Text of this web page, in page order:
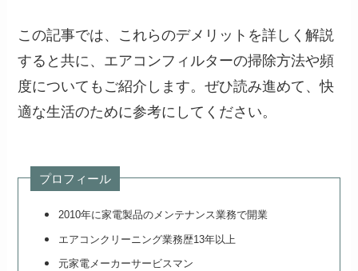
この記事では、これらのデメリットを詳しく解説
すると共に、エアコンフィルターの掃除方法や頻
度についてもご紹介します。ぜひ読み進めて、快
適な生活のために参考にしてください。
プロフィール
2010年に家電製品のメンテナンス業務で開業
エアコンクリーニング業務歴13年以上
元家電メーカーサービスマン